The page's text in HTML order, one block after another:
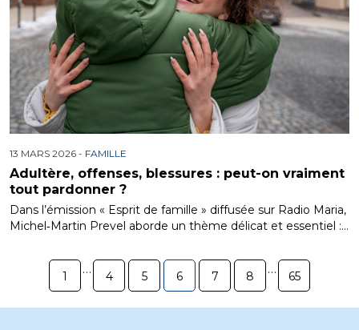
13 MARS 2026 - FAMILLE
Adultère, offenses, blessures : peut-on vraiment
tout pardonner ?
Dans l’émission « Esprit de famille » diffusée sur Radio Maria,
Michel‑Martin Prevel aborde un thème délicat et essentiel :…
1 … 4 5 6 7 8 … 65